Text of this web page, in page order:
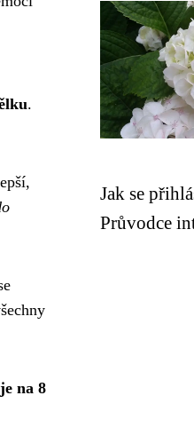
.
na 8
Jak se
Průvodce